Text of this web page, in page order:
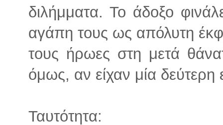
διλήμματα. Το άδοξο
αγάπη τους ως απόλυτη
τους ήρωες στη μετά
όμως, αν είχαν μία δεύτερη
Ταυτότητα: